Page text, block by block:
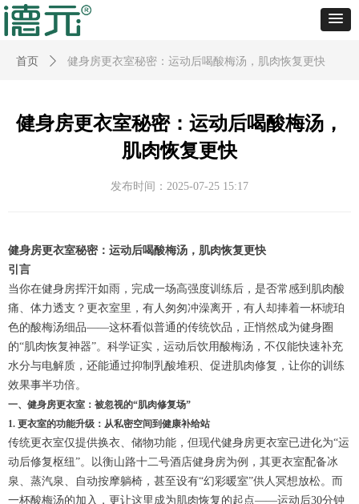
首页 ꄲ 健身房更衣室秘密：运动后喝酸梅汤，肌肉恢复更快
健身房更衣室秘密：运动后喝酸梅汤，
肌肉恢复更快
健身房更衣室秘密：运动后喝酸梅汤，肌肉恢复更快
引言
当你在健身房挥汗如雨，完成一场高强度训练后，是否常感到肌肉酸
痛、体力透支？更衣室里，有人匆匆冲澡离开，有人却捧着一杯琥珀
色的酸梅汤细品——这杯看似普通的传统饮品，正悄然成为健身圈
的“肌肉恢复神器”。科学证实，运动后饮用酸梅汤，不仅能快速补充
水分与电解质，还能通过抑制乳酸堆积、促进肌肉修复，让你的训练
效果事半功倍。
一、健身房更衣室：被忽视的“肌肉修复场”
1. 更衣室的功能升级：从私密空间到健康补给站
传统更衣室仅提供换衣、储物功能，但现代健身房更衣室已进化为“运
动后修复枢纽”。以衡山路十二号酒店健身房为例，其更衣室配备冰
泉、蒸汽泉、自动按摩躺椅，甚至设有“幻彩暖室”供人冥想放松。而
一杯酸梅汤的加入，更让这里成为肌肉恢复的起点——运动后30分钟
发布时间： 2025-07-25 15:17